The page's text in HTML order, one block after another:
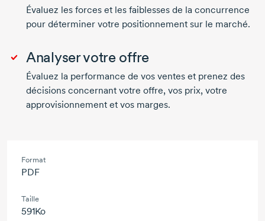
Évaluez les forces et les faiblesses de la concurrence
pour déterminer votre positionnement sur le marché.
Analyser votre offre
Évaluez la performance de vos ventes et prenez des
décisions concernant votre offre, vos prix, votre
approvisionnement et vos marges.
Format
PDF
Taille
591Ko